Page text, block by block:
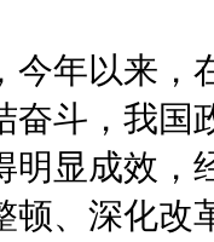
今年以来，
奋斗，我国
明显成效，
顿、深化改